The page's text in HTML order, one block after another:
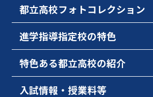
都立高校フォトコレクション
進学指導指定校の特色
特色ある都立高校の紹介
入試情報・授業料等